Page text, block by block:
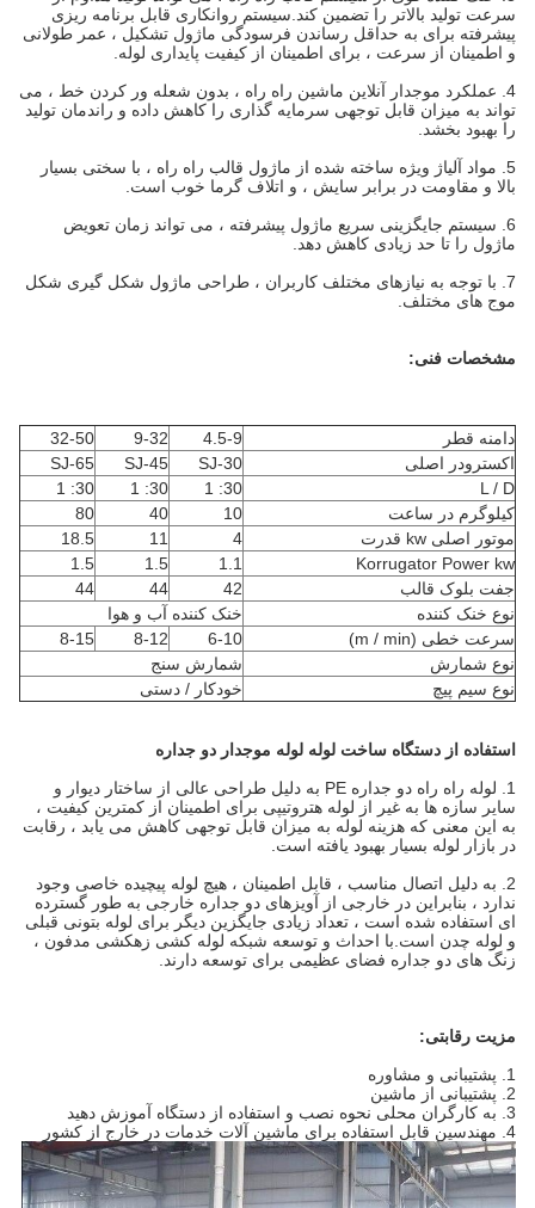
سرعت تولید بالاتر را تضمین کند.سیستم روانکاری قابل برنامه ریزی
پیشرفته برای به حداقل رساندن فرسودگی ماژول تشکیل ، عمر طولانی
و اطمینان از سرعت ، برای اطمینان از کیفیت پایداری لوله.
4. عملکرد موجدار آنلاین ماشین راه راه ، بدون شعله ور کردن خط ، می
تواند به میزان قابل توجهی سرمایه گذاری را کاهش داده و راندمان تولید
را بهبود بخشد.
5. مواد آلیاژ ویژه ساخته شده از ماژول قالب راه راه ، با سختی بسیار
بالا و مقاومت در برابر سایش ، و اتلاف گرما خوب است.
6. سیستم جایگزینی سریع ماژول پیشرفته ، می تواند زمان تعویض
ماژول را تا حد زیادی کاهش دهد.
7. با توجه به نیازهای مختلف کاربران ، طراحی ماژول شکل گیری شکل
موج های مختلف.
مشخصات فنی:
دامنه قطر 4.5-9
9-32
32-50
اکسترودر اصلی
SJ-30
SJ-45
SJ-65
L / D
30: 1
30: 1
30: 1
کیلوگرم در ساعت
10
40
80
موتور اصلی kw قدرت
4
11
18.5
Korrugator Power kw
1.1
1.5
1.5
جفت بلوک قالب
42
44
44
نوع خنک کننده
خنک کننده آب و هوا
سرعت خطی (m / min)
6-10
8-12
8-15
نوع شمارش
شمارش سنج
نوع سیم پیچ
خودکار / دستی
استفاده از دستگاه ساخت لوله لوله موجدار دو جداره
1. لوله راه راه دو جداره PE به دلیل طراحی عالی از ساختار دیوار و
سایر سازه ها به غیر از لوله هتروتیپی برای اطمینان از کمترین کیفیت ،
به این معنی که هزینه لوله به میزان قابل توجهی کاهش می یابد ، رقابت
در بازار لوله بسیار بهبود یافته است.
2. به دلیل اتصال مناسب ، قابل اطمینان ، هیچ لوله پیچیده خاصی وجود
ندارد ، بنابراین در خارجی از آویزهای دو جداره خارجی به طور گسترده
ای استفاده شده است ، تعداد زیادی جایگزین دیگر برای لوله بتونی قبلی
و لوله چدن است.با احداث و توسعه شبکه لوله کشی زهکشی مدفون ،
زنگ های دو جداره فضای عظیمی برای توسعه دارند.
مزیت رقابتی:
1. پشتیبانی و مشاوره
2. پشتیبانی از ماشین
3. به کارگران محلی نحوه نصب و استفاده از دستگاه آموزش دهید
4. مهندسین قابل استفاده برای ماشین آلات خدمات در خارج از کشور